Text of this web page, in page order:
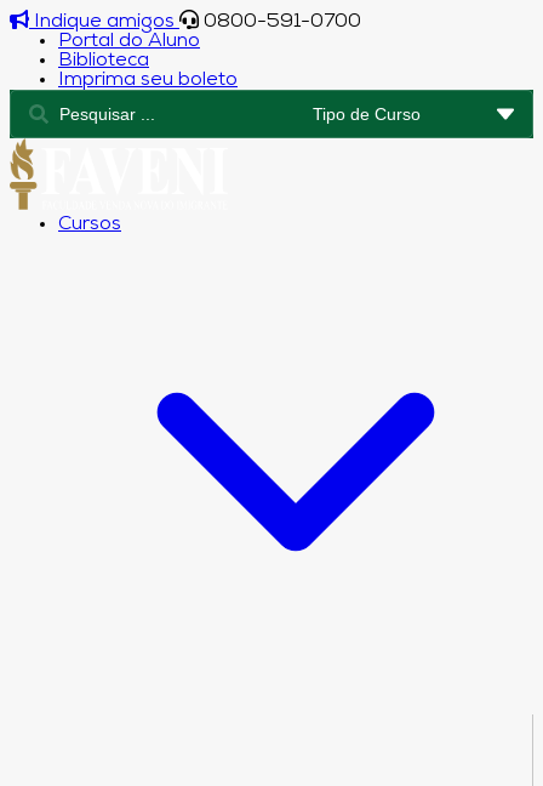
Indique amigos
0800-591-0700
Portal do Aluno
Biblioteca
Imprima seu boleto
Cursos